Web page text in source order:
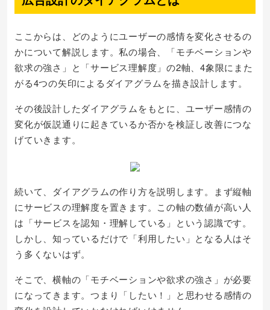
ここからは、どのようにユーザーの感情を変化させるの
かについて解説します。私の場合、「モチベーションや
欲求の強さ」と「サービス理解度」の2軸、4象限にまた
がる4つの矢印によるダイアグラムを描き設計します。
その後設計したダイアグラムをもとに、ユーザー感情の
変化が仮説通りに起きているか否かを検証し改善につな
げていきます。
続いて、ダイアグラムの作り方を説明します。まず縦軸
にサービスの理解度を置きます。この軸の数値が高い人
は「サービスを認知・理解している」という認識です。
しかし、知っているだけで「利用したい」となる人はそ
う多くないはず。
そこで、横軸の「モチベーションや欲求の強さ」が必要
になってきます。つまり「したい！」と思わせる感情の